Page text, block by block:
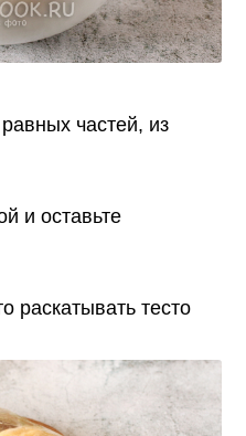
частей, из
и оставьте
раскатывать тесто